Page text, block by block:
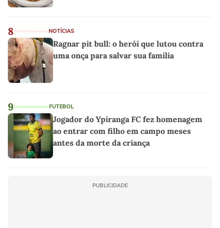
8 NOTÍCIAS
Ragnar pit bull: o herói que lutou contra
uma onça para salvar sua família
9 FUTEBOL
Jogador do Ypiranga FC fez homenagem
ao entrar com filho em campo meses
antes da morte da criança
PUBLICIDADE